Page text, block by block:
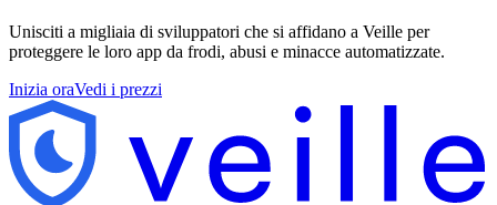
Unisciti a migliaia di sviluppatori che si affidano a Veille per
proteggere le loro app da frodi, abusi e minacce automatizzate.
Inizia oraVedi i prezzi